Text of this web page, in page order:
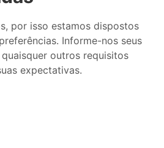
por isso estamos dispostos
Informe-nos seus
outros requisitos
expectativas.